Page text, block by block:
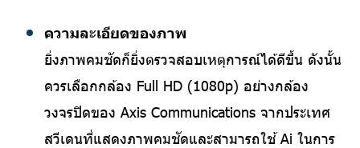
ความละเอียดของภาพ
ยิ่งภาพคมชัดก็ยิ่งตรวจสอบเหตุการณ์ได้ดีขึ้น ดังนั้น
ควรเลือกกล้อง Full HD (1080p) อย่างกล้อง
วงจรปิดของ Axis Communications จากประเทศ
สวีเดนที่แสดงภาพคมชัดและสามารถใช้ Ai ในการ